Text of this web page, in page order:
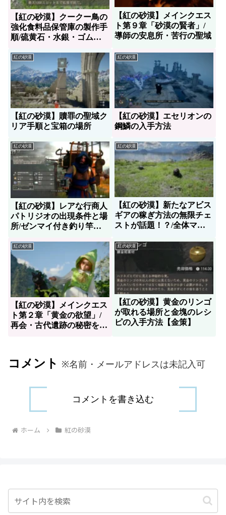
【紅の砂漠】クークー鳥の
強化食料品保管庫の製作手
順/硫黄石・水銀・ゴムの
【紅の砂漠】メインクエス
ト第９章「砂漠の賢者」/
導師の安息所・苦行の聖域
紅の砂漠
【紅の砂漠】贖罪の聖域ク
リア手順と宝箱の場所
紅の砂漠
【紅の砂漠】エセリオンの
鋼鱗の入手方法
紅の砂漠
【紅の砂漠】レアな行商人
パトリジオの出現条件と場
所/ゼンマイ付き釣り竿の
紅の砂漠
【紅の砂漠】新たなアビス
ギアの稼ぎ方法の無限チェ
ストが話題！？/全体マッ
き方
紅の砂漠
【紅の砂漠】メインクエス
ト第２章「黄金の欲望」/
再会・古代遺跡の秘密を解
紅の砂漠
【紅の砂漠】黄金のリンゴ
が取れる場所と金塊のレシ
ピの入手方法【金策】
コメント ※名前・メールアドレスは未記入可
コメントを書き込む
ホーム 紅の砂漠